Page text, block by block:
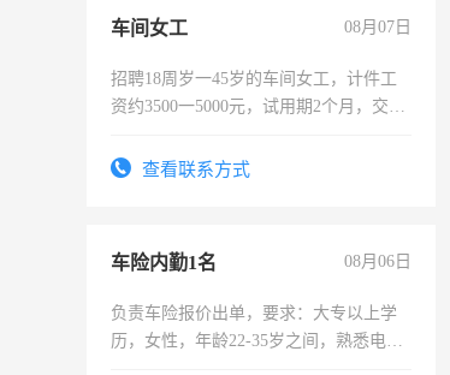
车间女工 08月07日
招聘18周岁一45岁的车间女工，计件工
资约3500一5000元，试用期2个月，交五
查看联系方式
车险内勤1名 08月06日
负责车险报价出单，要求：大专以上学
历，女性，年龄22-35岁之间，熟悉电脑